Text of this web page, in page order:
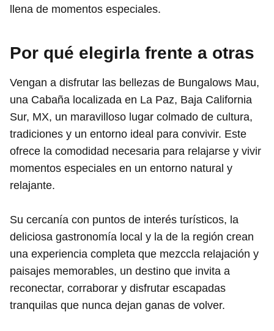
llena de momentos especiales.
Por qué elegirla frente a otras
Vengan a disfrutar las bellezas de Bungalows Mau,
una Cabaña localizada en La Paz, Baja California
Sur, MX, un maravilloso lugar colmado de cultura,
tradiciones y un entorno ideal para convivir. Este
ofrece la comodidad necesaria para relajarse y vivir
momentos especiales en un entorno natural y
relajante.
Su cercanía con puntos de interés turísticos, la
deliciosa gastronomía local y la de la región crean
una experiencia completa que mezccla relajación y
paisajes memorables, un destino que invita a
reconectar, corraborar y disfrutar escapadas
tranquilas que nunca dejan ganas de volver.